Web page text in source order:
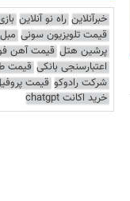
خبرآنلاین راه نو آنلاین
قیمت تلویزیون سونی
پرشین هتل قیمت آهن
اعتبارسنجی بانکی قیمت
شرکت رادوکو قیمت
خرید اکانت chatgpt